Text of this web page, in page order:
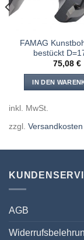
FAMAG
bestückt
75,08 €
IN DEN
inkl. MwSt.
zzgl. Versandkosten
AGB